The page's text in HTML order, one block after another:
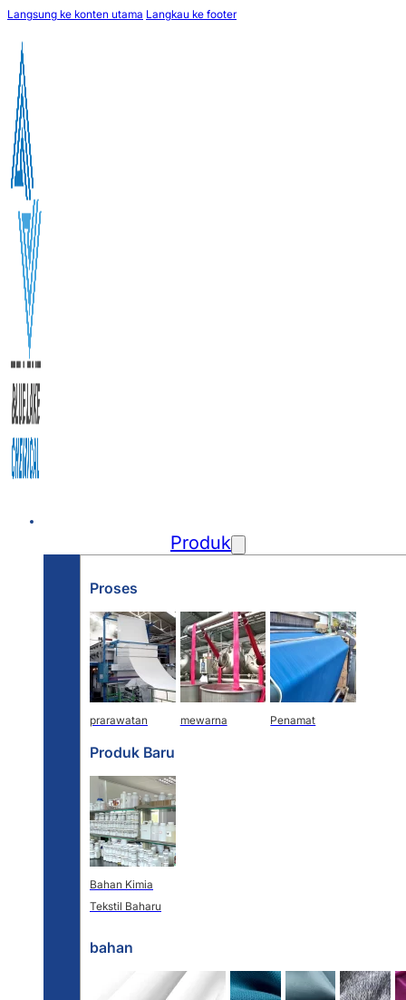
Langsung ke konten utama Langkau ke footer
Produk
Proses
prarawatan mewarna Penamat
Produk Baru
Bahan Kimia
Tekstil Baharu
bahan